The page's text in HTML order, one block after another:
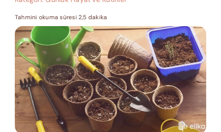
Tahmini okuma süresi 2,5 dakika